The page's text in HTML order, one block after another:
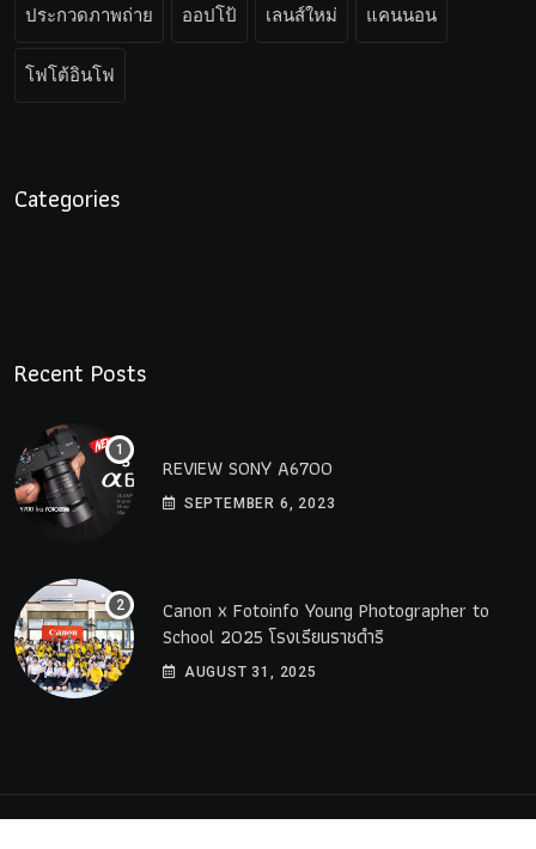
ประกวดภาพถ่าย ออปโป้ เลนส์ใหม่ แคนนอน
โฟโต้อินโฟ
Categories
Recent Posts
REVIEW SONY A6700
SEPTEMBER 6, 2023
Canon x Fotoinfo​ Young​ Photographer to
School 2025 โรงเรียนราชดำริ
AUGUST 31, 2025